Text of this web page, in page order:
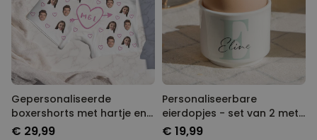
Gepersonaliseerde
boxershorts met hartje en
initialen
€ 29,99
Personaliseerbare
eierdopjes - set van 2 met
monogram
€ 19,99